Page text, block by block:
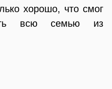
хорошо, что смог
всю семью из